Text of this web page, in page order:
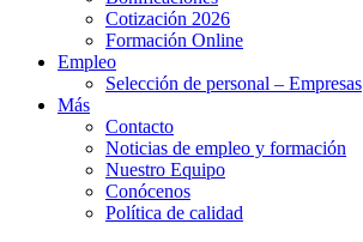
Cotización 2026
Formación Online
Empleo
Selección de personal – Empresas
Más
Contacto
Noticias de empleo y formación
Nuestro Equipo
Conócenos
Política de calidad